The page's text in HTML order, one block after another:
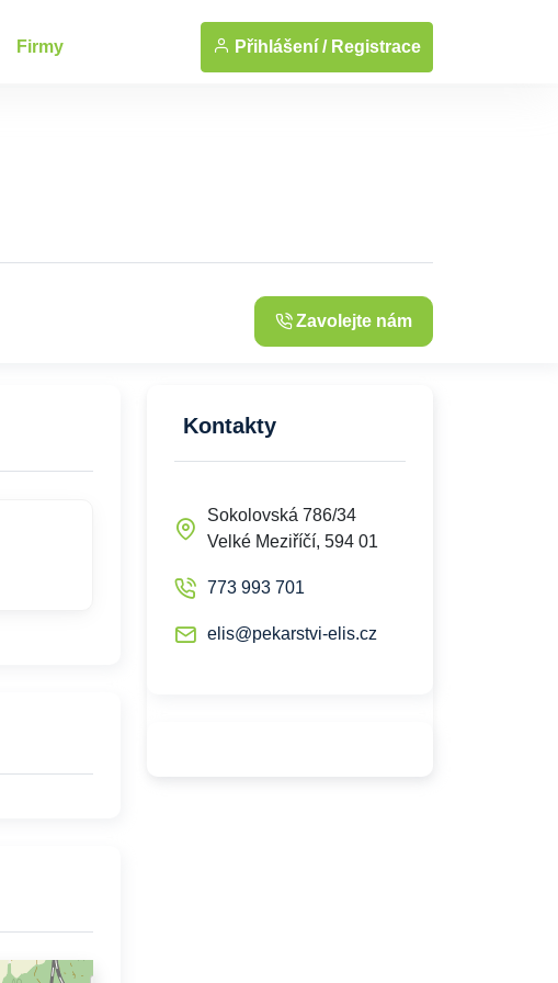
Firmy Přihlášení / Registrace
... Zobrazit fotografie
Zavolejte nám
Kontakty
Sokolovská 786/34
Velké Meziříčí, 594 01
773 993 701
elis@pekarstvi-elis.cz